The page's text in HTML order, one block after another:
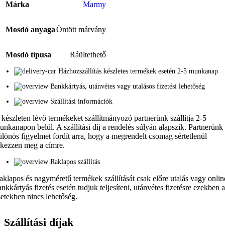
Márka Marmy
Mosdó anyagaÖntött márvány
Mosdó típusa Ráültethető
Házhozszállítás készletes termékek esetén 2-5 munkanap
Bankkártyás, utánvétes vagy utalásos fizetési lehetőség
Szállítási információk
lévő termékeket szállítmányozó partnerünk szállítja 2-5
belül. A szállítási díj a rendelés súlyán alapszik. Partnerünk
figyelmet fordít arra, hogy a megrendelt csomag sértetlenül
meg a címre.
Raklapos szállítás
és nagyméretű termékek szállítását csak előre utalás vagy
fizetés esetén tudjuk teljesíteni, utánvétes fizetésre ezekben
nincs lehetőség.
Szállítási díjak